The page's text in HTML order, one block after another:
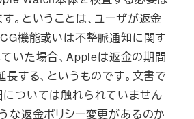
。ということは、ユーザが返金
機能或いは不整脈通知に関す
いた場合、Appleは返金の期間
する、というものです。文書で
ついては触れられていません
な返金ポリシー変更があるのか